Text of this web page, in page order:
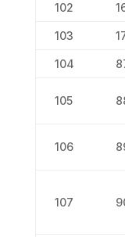
102
103
104
105
106
107